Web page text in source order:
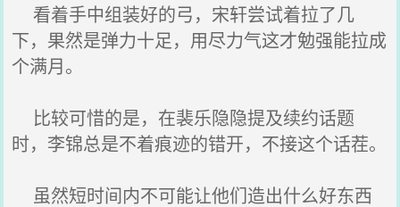
看着手中组装好的弓，宋轩尝试着拉了几
下，果然是弹力十足，用尽力气这才勉强能拉成
个满月。
比较可惜的是，在裴乐隐隐提及续约话题
时，李锦总是不着痕迹的错开，不接这个话茬。
虽然短时间内不可能让他们造出什么好东西